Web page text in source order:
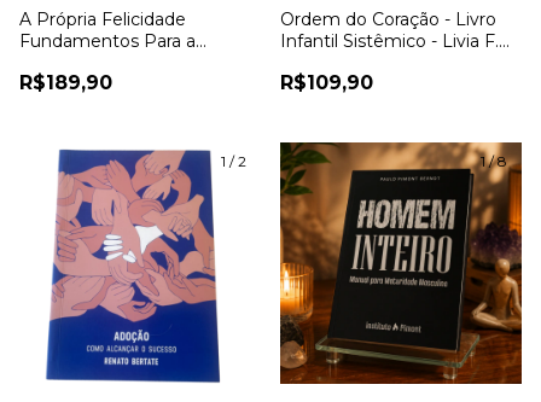
A Própria Felicidade
Fundamentos Para a
Sophie Hellinger
R$189,90
Ordem do Coração - Livro
Infantil Sistêmico - Livia F.
R$109,90
1 /2 1/8